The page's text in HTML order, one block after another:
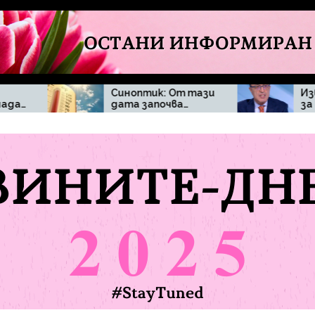
Синоптик: От тази
дата започва…
Извънредна новина
за Петър Стоянов
и твърденията, че